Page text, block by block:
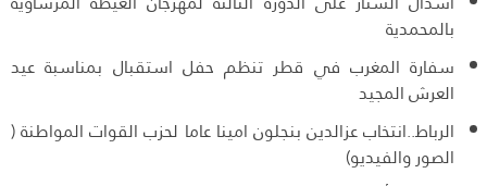
بالمحمدية
سفارة المغرب في قطر تنظم حفل استقبال بمناسبة عيد
العرش المجيد
الرباط..انتخاب عزالدين بنجلون امينا عاما لحزب القوات المواطنة (
الصور والفيديو)